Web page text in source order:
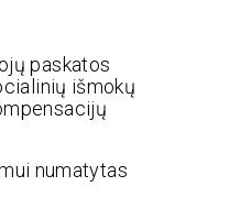
paskatos
išmokų
numatytas